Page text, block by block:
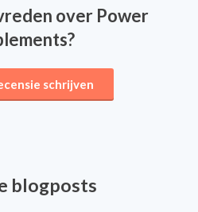
over Power
schrijven
blogposts